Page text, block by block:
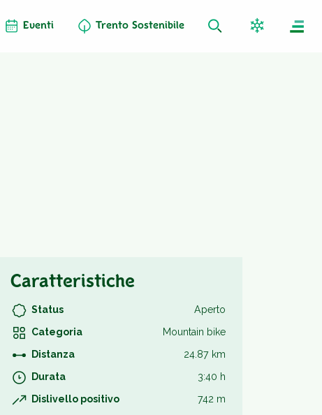
Eventi Trento Sostenibile
Caratteristiche
Status
Aperto
Categoria
Mountain bike
Distanza
24.87 km
Durata
3:40 h
Dislivello positivo
742 m